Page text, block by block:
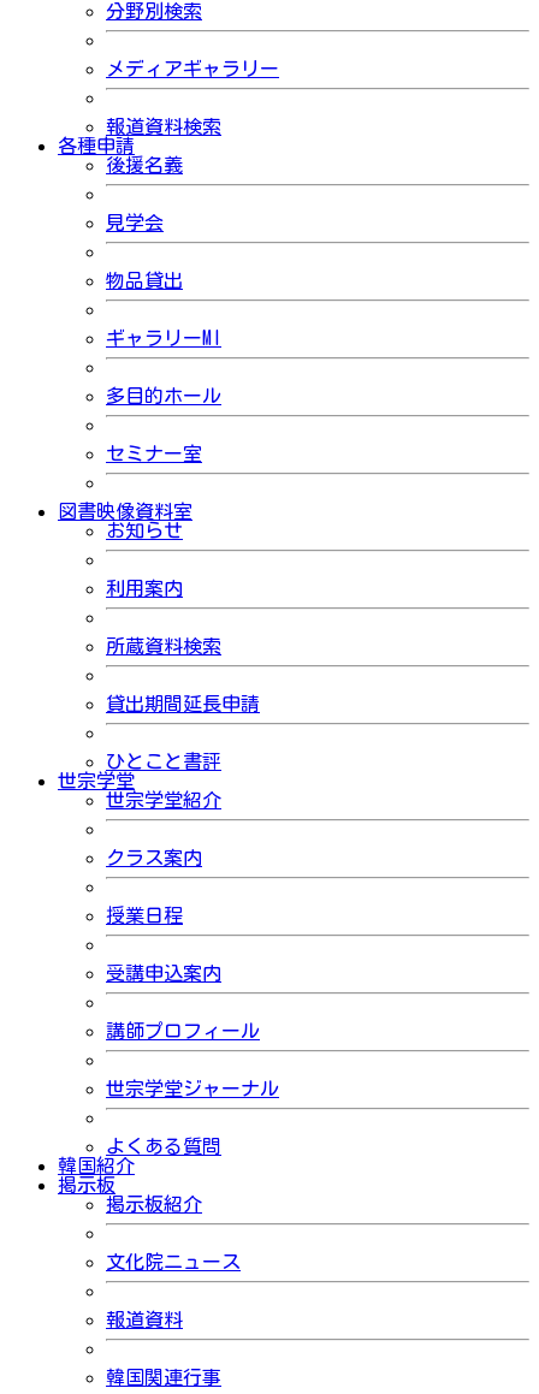
分野別検索
メディアギャラリー
報道資料検索
各種申請
後援名義
見学会
物品貸出
ギャラリーMI
多目的ホール
セミナー室
図書映像資料室
お知らせ
利用案内
所蔵資料検索
貸出期間延長申請
ひとこと書評
世宗学堂
世宗学堂紹介
クラス案内
授業日程
受講申込案内
講師プロフィール
世宗学堂ジャーナル
よくある質問
韓国紹介
掲示板
掲示板紹介
文化院ニュース
報道資料
韓国関連行事